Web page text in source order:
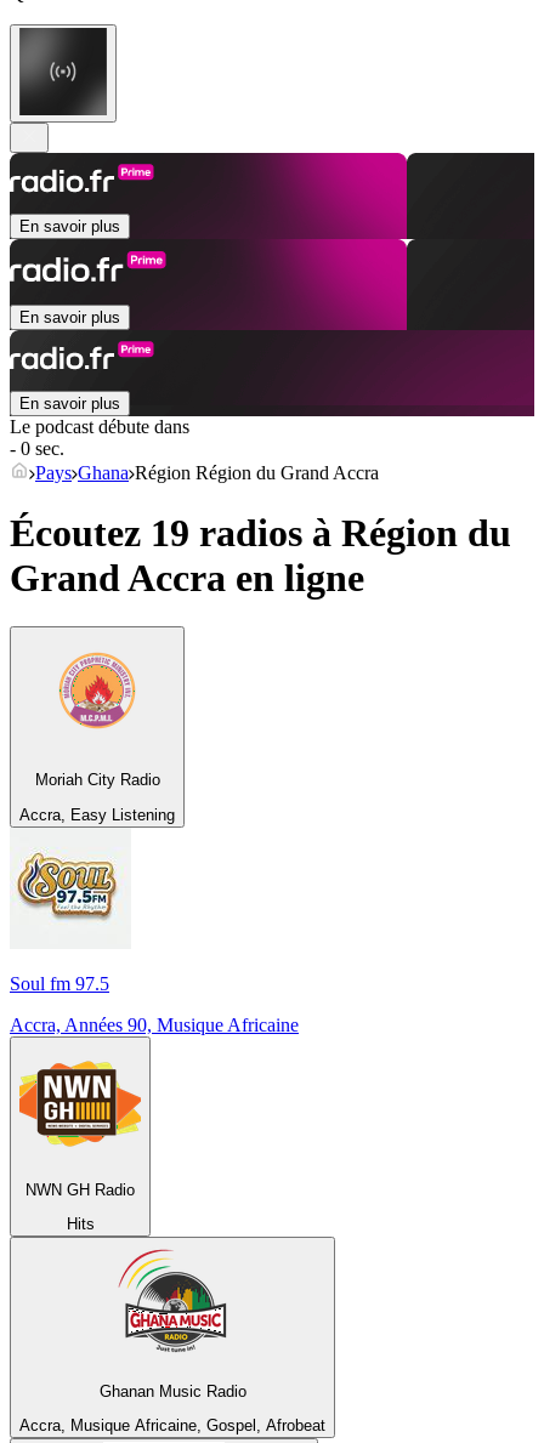
En savoir plus
En savoir plus
En savoir plus
Le podcast débute dans
- 0 sec.
Pays Ghana Région Région du Grand Accra
Écoutez 19 radios à Région du
Grand Accra en ligne
Moriah City Radio
Accra, Easy Listening
Soul fm 97.5
Accra, Années 90, Musique Africaine
NWN GH Radio
Hits
Ghanan Music Radio
Accra, Musique Africaine, Gospel, Afrobeat